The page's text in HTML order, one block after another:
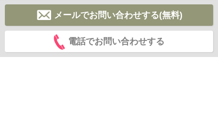
メールでお問い合わせする(無料)
電話でお問い合わせする